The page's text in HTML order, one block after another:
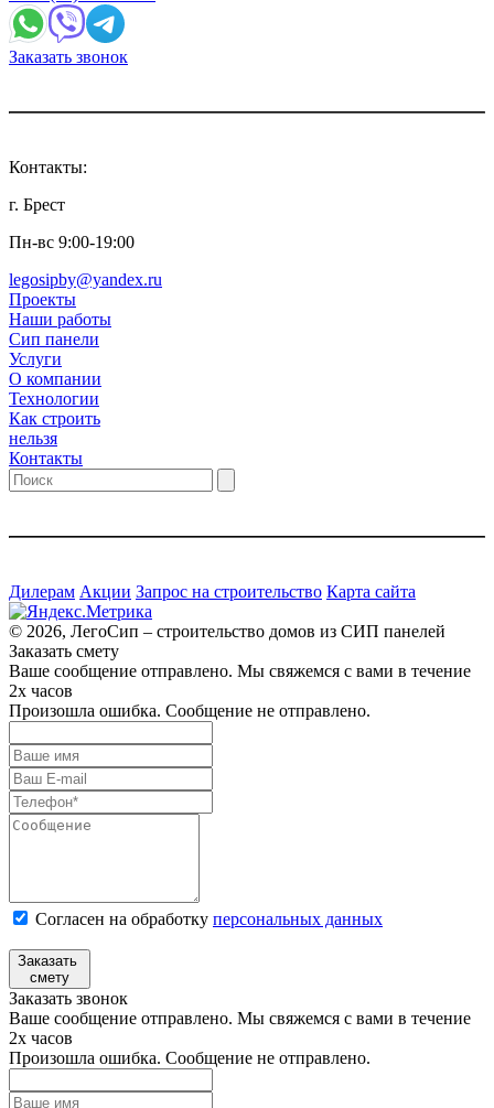
Заказать звонок
Контакты:
г. Брест
Пн-вс 9:00-19:00
legosipby@yandex.ru
Проекты
Наши работы
Сип панели
Услуги
О компании
Технологии
Как строить
нельзя
Контакты
Дилерам Акции Запрос на строительство Карта сайта
© 2026, ЛегоСип – строительство домов из СИП панелей
Заказать смету
Ваше сообщение отправлено. Мы свяжемся с вами в течение
2х часов
Произошла ошибка. Сообщение не отправлено.
Согласен на обработку персональных данных
Заказать
смету
Заказать звонок
Ваше сообщение отправлено. Мы свяжемся с вами в течение
2х часов
Произошла ошибка. Сообщение не отправлено.